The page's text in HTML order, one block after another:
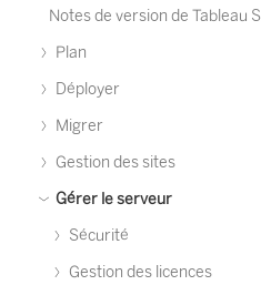
Notes de version de Tableau
Plan
Déployer
Migrer
Gestion des sites
Gérer le serveur
Sécurité
Gestion des licences